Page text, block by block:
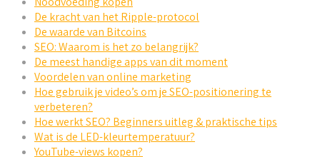
De kracht van het Ripple-protocol
De waarde van Bitcoins
SEO: Waarom is het zo belangrijk?
De meest handige apps van dit moment
Voordelen van online marketing
Hoe gebruik je video’s om je SEO-positionering te
verbeteren?
Hoe werkt SEO? Beginners uitleg & praktische tips
Wat is de LED-kleurtemperatuur?
YouTube-views kopen?